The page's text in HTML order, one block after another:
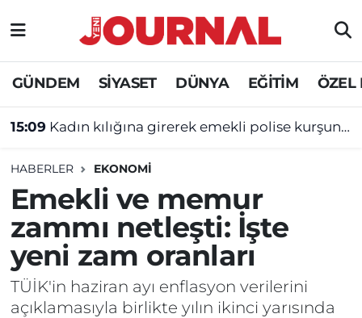
GÜNDEM SİYASET DÜNYA EĞİTİM ÖZEL
15:09 Kadın kılığına girerek emekli polise kurşun yağdırdı!
HABERLER EKONOMİ
Emekli ve memur
zammı netleşti: İşte
yeni zam oranları
TÜİK'in haziran ayı enflasyon verilerini
açıklamasıyla birlikte yılın ikinci yarısında
GÜNDEM
SİYASET
DÜNYA
EĞİTİM
ÖZEL HABER
Nöbetçi Eczaneler
Hava Durumu
Süper Lig Puan Durumu ve Fikstür
Tüm Manşetler
Son Dakika Haberleri
Haber Arşivi